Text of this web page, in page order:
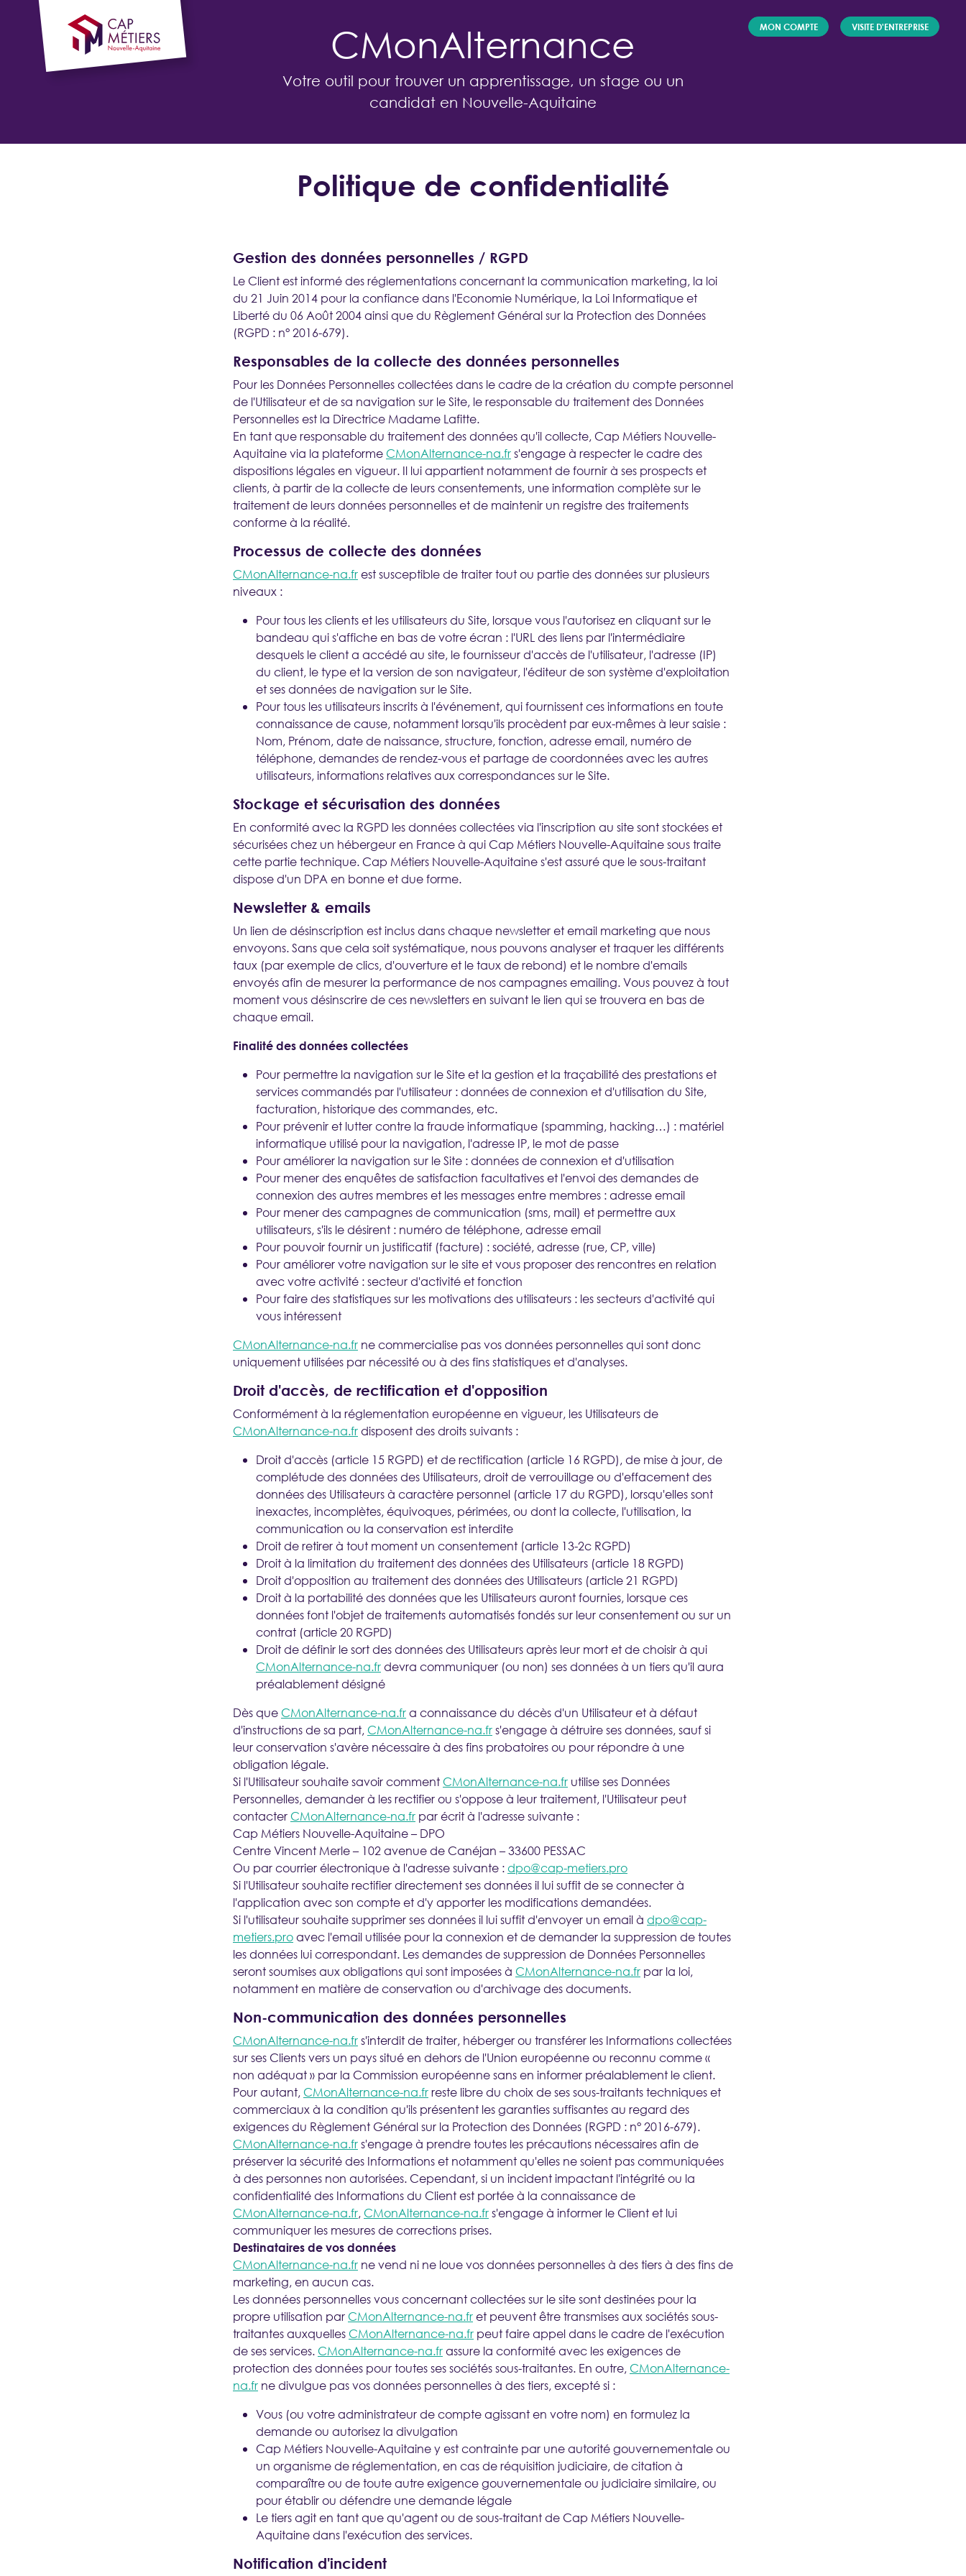
CMonAlternance
Votre outil pour trouver un apprentissage, un stage ou un
candidat en Nouvelle-Aquitaine
MON COMPTE VISITE D'ENTREPRISE
CRÉER UN COMPTE
de professionnalisation et des stages
SE CONNECTER
Nouveau ? CRÉER UN COMPTE
BESOIN D'AIDE
les candidats
Politique de confidentialité
Gestion des données personnelles / RGPD
Le Client est informé des réglementations concernant la communication marketing, la loi
du 21 Juin 2014 pour la confiance dans l'Economie Numérique, la Loi Informatique et
Liberté du 06 Août 2004 ainsi que du Règlement Général sur la Protection des Données
(RGPD : n° 2016-679).
Responsables de la collecte des données personnelles
Pour les Données Personnelles collectées dans le cadre de la création du compte personnel
de l'Utilisateur et de sa navigation sur le Site, le responsable du traitement des Données
Personnelles est la Directrice Madame Lafitte.
En tant que responsable du traitement des données qu'il collecte, Cap Métiers Nouvelle-
Aquitaine via la plateforme CMonAlternance-na.frs'engage à respecter le cadre des
dispositions légales en vigueur. Il lui appartient notamment de fournir à ses prospects et
clients, à partir de la collecte de leurs consentements, une information complète sur le
traitement de leurs données personnelles et de maintenir un registre des traitements
conforme à la réalité.
Processus de collecte des données
CMonAlternance-na.frest susceptible de traiter tout ou partie des données sur plusieurs
niveaux :
Pour tous les clients et les utilisateurs du Site, lorsque vous l'autorisez en cliquant sur le
bandeau qui s'affiche en bas de votre écran : l'URL des liens par l'intermédiaire
desquels le client a accédé au site, le fournisseur d'accès de l'utilisateur, l'adresse (IP)
du client, le type et la version de son navigateur, l'éditeur de son système d'exploitation
et ses données de navigation sur le Site.
Pour tous les utilisateurs inscrits à l'événement, qui fournissent ces informations en toute
connaissance de cause, notamment lorsqu'ils procèdent par eux-mêmes à leur saisie :
Nom, Prénom, date de naissance, structure, fonction, adresse email, numéro de
téléphone, demandes de rendez-vous et partage de coordonnées avec les autres
utilisateurs, informations relatives aux correspondances sur le Site.
Stockage et sécurisation des données
En conformité avec la RGPD les données collectées via l'inscription au site sont stockées et
sécurisées chez un hébergeur en France à qui Cap Métiers Nouvelle-Aquitaine sous traite
cette partie technique. Cap Métiers Nouvelle-Aquitaine s'est assuré que le sous-traitant
dispose d'un DPA en bonne et due forme.
Newsletter & emails
Un lien de désinscription est inclus dans chaque newsletter et email marketing que nous
envoyons. Sans que cela soit systématique, nous pouvons analyser et traquer les différents
taux (par exemple de clics, d'ouverture et le taux de rebond) et le nombre d'emails
envoyés afin de mesurer la performance de nos campagnes emailing. Vous pouvez à tout
moment vous désinscrire de ces newsletters en suivant le lien qui se trouvera en bas de
chaque email.
Finalité des données collectées
Pour permettre la navigation sur le Site et la gestion et la traçabilité des prestations et
services commandés par l'utilisateur : données de connexion et d'utilisation du Site,
facturation, historique des commandes, etc.
Pour prévenir et lutter contre la fraude informatique (spamming, hacking…) : matériel
informatique utilisé pour la navigation, l'adresse IP, le mot de passe
Pour améliorer la navigation sur le Site : données de connexion et d'utilisation
Pour mener des enquêtes de satisfaction facultatives et l'envoi des demandes de
connexion des autres membres et les messages entre membres : adresse email
Pour mener des campagnes de communication (sms, mail) et permettre aux
utilisateurs, s'ils le désirent : numéro de téléphone, adresse email
Pour pouvoir fournir un justificatif (facture) : société, adresse (rue, CP, ville)
Pour améliorer votre navigation sur le site et vous proposer des rencontres en relation
avec votre activité : secteur d'activité et fonction
Pour faire des statistiques sur les motivations des utilisateurs : les secteurs d'activité qui
vous intéressent
CMonAlternance-na.fr ne commercialise pas vos données personnelles qui sont donc
uniquement utilisées par nécessité ou à des fins statistiques et d'analyses.
Droit d'accès, de rectification et d'opposition
Conformément à la réglementation européenne en vigueur, les Utilisateurs de
CMonAlternance-na.frdisposent des droits suivants :
Droit d'accès (article 15 RGPD) et de rectification (article 16 RGPD), de mise à jour, de
complétude des données des Utilisateurs, droit de verrouillage ou d'effacement des
données des Utilisateurs à caractère personnel (article 17 du RGPD), lorsqu'elles sont
inexactes, incomplètes, équivoques, périmées, ou dont la collecte, l'utilisation, la
communication ou la conservation est interdite
Droit de retirer à tout moment un consentement (article 13-2c RGPD)
Droit à la limitation du traitement des données des Utilisateurs (article 18 RGPD)
Droit d'opposition au traitement des données des Utilisateurs (article 21 RGPD)
Droit à la portabilité des données que les Utilisateurs auront fournies, lorsque ces
données font l'objet de traitements automatisés fondés sur leur consentement ou sur un
contrat (article 20 RGPD)
Droit de définir le sort des données des Utilisateurs après leur mort et de choisir à qui
CMonAlternance-na.frdevra communiquer (ou non) ses données à un tiers qu'il aura
préalablement désigné
Dès que CMonAlternance-na.fra connaissance du décès d'un Utilisateur et à défaut
d'instructions de sa part, CMonAlternance-na.frs'engage à détruire ses données, sauf si
leur conservation s'avère nécessaire à des fins probatoires ou pour répondre à une
obligation légale.
Si l'Utilisateur souhaite savoir comment CMonAlternance-na.fr utilise ses Données
Personnelles, demander à les rectifier ou s'oppose à leur traitement, l'Utilisateur peut
contacter CMonAlternance-na.fr par écrit à l'adresse suivante :
Cap Métiers Nouvelle-Aquitaine – DPO
Centre Vincent Merle – 102 avenue de Canéjan – 33600 PESSAC
Ou par courrier électronique à l'adresse suivante :dpo@cap-metiers.pro
Si l'Utilisateur souhaite rectifier directement ses données il lui suffit de se connecter à
l'application avec son compte et d'y apporter les modifications demandées.
Si l'utilisateur souhaite supprimer ses données il lui suffit d'envoyer un email à dpo@cap-
metiers.proavec l'email utilisée pour la connexion et de demander la suppression de toutes
les données lui correspondant. Les demandes de suppression de Données Personnelles
seront soumises aux obligations qui sont imposées à CMonAlternance-na.fr par la loi,
notamment en matière de conservation ou d'archivage des documents.
Non-communication des données personnelles
CMonAlternance-na.frs'interdit de traiter, héberger ou transférer les Informations collectées
sur ses Clients vers un pays situé en dehors de l'Union européenne ou reconnu comme «
non adéquat » par la Commission européenne sans en informer préalablement le client.
Pour autant, CMonAlternance-na.frreste libre du choix de ses sous-traitants techniques et
commerciaux à la condition qu'ils présentent les garanties suffisantes au regard des
exigences du Règlement Général sur la Protection des Données (RGPD : n° 2016-679).
CMonAlternance-na.frs'engage à prendre toutes les précautions nécessaires afin de
préserver la sécurité des Informations et notamment qu'elles ne soient pas communiquées
à des personnes non autorisées. Cependant, si un incident impactant l'intégrité ou la
confidentialité des Informations du Client est portée à la connaissance de
CMonAlternance-na.fr, CMonAlternance-na.frs'engage à informer le Client et lui
communiquer les mesures de corrections prises.
Destinataires de vos données
CMonAlternance-na.fr ne vend ni ne loue vos données personnelles à des tiers à des fins de
marketing, en aucun cas.
Les données personnelles vous concernant collectées sur le site sont destinées pour la
propre utilisation par CMonAlternance-na.fret peuvent être transmises aux sociétés sous-
traitantes auxquelles CMonAlternance-na.fr peut faire appel dans le cadre de l'exécution
de ses services. CMonAlternance-na.frassure la conformité avec les exigences de
protection des données pour toutes ses sociétés sous-traitantes. En outre, CMonAlternance-
na.fr ne divulgue pas vos données personnelles à des tiers, excepté si :
Vous (ou votre administrateur de compte agissant en votre nom) en formulez la
demande ou autorisez la divulgation
Cap Métiers Nouvelle-Aquitaine y est contrainte par une autorité gouvernementale ou
un organisme de réglementation, en cas de réquisition judiciaire, de citation à
comparaître ou de toute autre exigence gouvernementale ou judiciaire similaire, ou
pour établir ou défendre une demande légale
Le tiers agit en tant que qu'agent ou de sous-traitant de Cap Métiers Nouvelle-
Aquitaine dans l'exécution des services.
Notification d'incident